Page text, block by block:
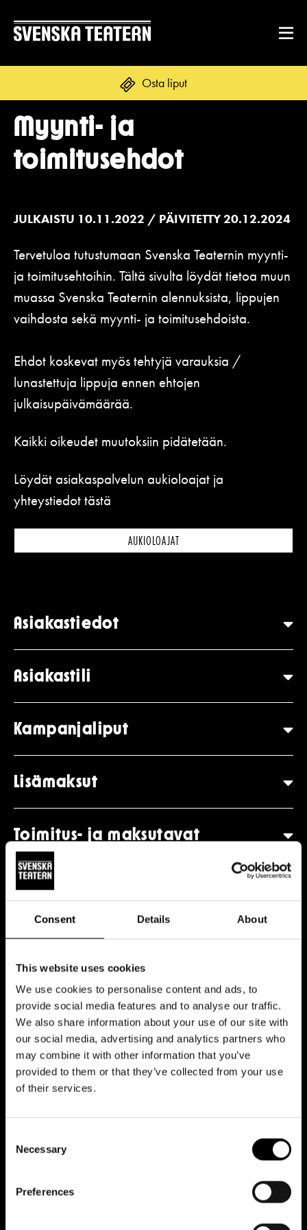
Consent Details About
This website uses cookies
We use cookies to personalise content and ads, to
provide social media features and to analyse our traffic.
We also share information about your use of our site with
our social media, advertising and analytics partners who
may combine it with other information that you’ve
provided to them or that they’ve collected from your use
of their services.
Selection
Necessary
Preferences
Osta liput
Suomi Svenska
OHJELMISTO & LIPUT
Kalenteri
Asiakaspalvelu
Liput
Lahjakortti
Nuoret
Katsomokartta
ENNEN VIERAILUA
Yleisötyö
Ruoka & juoma
Saavutettavuus
RYHMILLE JA YRITYKSILLE
Ryhmät ja teatterilähettiläät
Koulut
Opastus
TEATTERISTA
Teatterin toiminta
Näyttelijät
Historia
Uutiskirje
Svenska Teatern Live
Myynti- ja
toimitusehdot
JULKAISTU 10.11.2022 / PÄIVITETTY 20.12.2024
Tervetuloa tutustumaan Svenska Teaternin myynti-
ja toimitusehtoihin. Tältä sivulta löydät tietoa muun
muassa Svenska Teaternin alennuksista, lippujen
vaihdosta sekä myynti- ja toimitusehdoista.
Ehdot koskevat myös tehtyjä varauksia /
lunastettuja lippuja ennen ehtojen
julkaisupäivämäärää.
Kaikki oikeudet muutoksiin pidätetään.
Löydät asiakaspalvelun aukioloajat ja
yhteystiedot tästä
AUKIOLOAJAT
Asiakastiedot
Asiakastili
Kampanjaliput
Lisämaksut
Toimitus- ja maksutavat
Kulttuurietuja
Lippujen varaus
Lippujen jälleenmyynti
Lippujen vaihto-oikeus
majeure / Rahojen palautus